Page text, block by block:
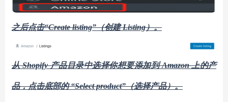
之后点击“Create listing”（创建 Listing）。
从Shopify 产品目录中选择你想要添加到 Amazon 上的产
品，点击底部的 “Select product”（选择产品）。